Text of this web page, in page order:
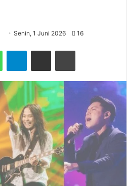
Senin, 1 Juni 2026 16
Telegram